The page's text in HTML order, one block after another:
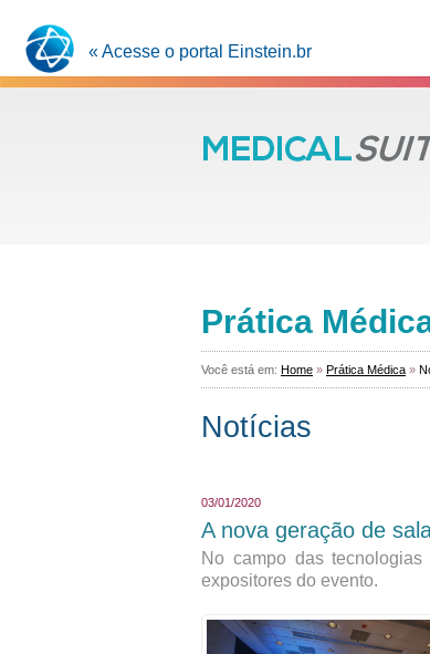
« Acesse o portal Einstein.br
Prática
Você está em: Home » Prática Médica »
Notícias
03/01/2020
A nova geração de
No campo das
expositores do evento.